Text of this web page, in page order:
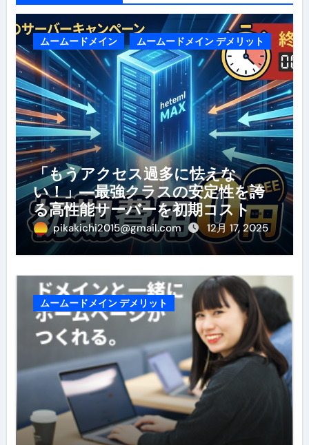
ムームードメイン ムームードメイン デメリット
「もうアクセス過多に怯えな
い！」—最強クラスの安定性を誇
る高性能サーバーを初期コストゼ
ロで手に入れる最後の大チャン
ス！
pikakichi2015@gmail.com 12月 17, 2025
ムームードメイン デメリット